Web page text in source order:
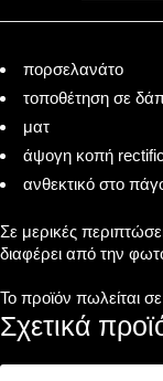
πορσελανάτο
τοποθέτηση σε
ματ
άψογη κοπή
ανθεκτικό στο
Σε μερικές
διαφέρει από την
Το προϊόν πωλείται
Σχετικά